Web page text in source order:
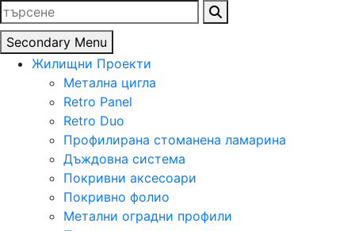
Търсене
за:
Secondary Menu
Жилищни Проекти
Метална цигла
Retro Panel
Retro Duo
Профилирана стоманена ламарина
Дъждовна система
Покривни аксесоари
Покривно фолио
Метални оградни профили